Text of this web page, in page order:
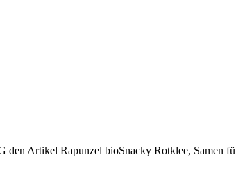
Artikel Rapunzel bioSnacky Rotklee, Samen